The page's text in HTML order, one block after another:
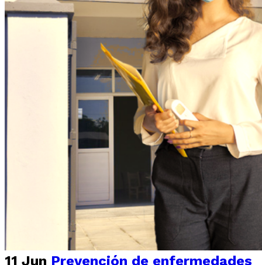
11 Jun Prevención de enfermedades